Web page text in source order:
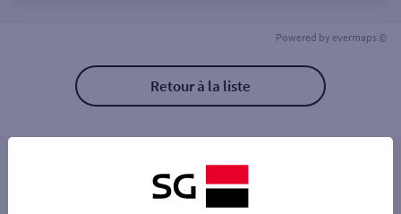
Powered by evermaps ©
Retour à la liste
Les distributeurs/automates à proximité
BOURG EN BRESSE 6 RUE CLAVAGRY